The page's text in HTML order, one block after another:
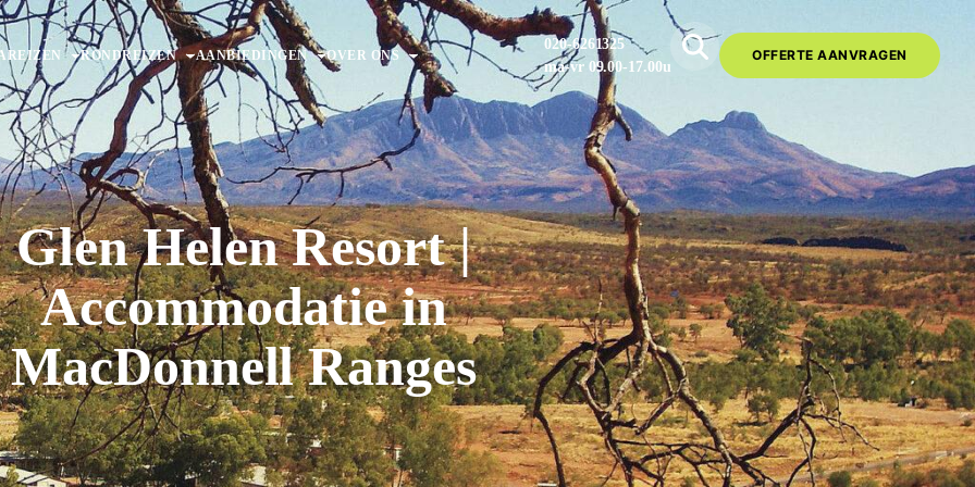
RONDREIZEN AANBIEDINGEN OVER ONS
020-6261325
ma-vr 09.00-17.00u
OFFERTE AANVRAGEN
Glen Helen Resort |
Accommodatie in
MacDonnell Ranges